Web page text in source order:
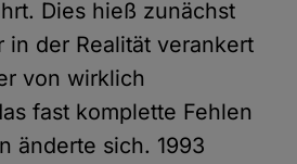
Dies hieß zunächst
in der Realität verankert
von wirklich
fast komplette Fehlen
änderte sich. 1993